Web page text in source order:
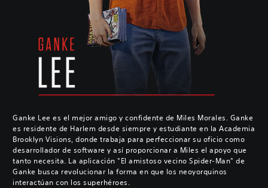
Ganke Lee es el mejor amigo y confidente de Miles Morales. Ganke
es residente de Harlem desde siempre y estudiante en la Academia
Brooklyn Visions, donde trabaja para perfeccionar su oficio como
desarrollador de software y así proporcionar a Miles el apoyo que
tanto necesita. La aplicación "El amistoso vecino Spider-Man" de
Ganke busca revolucionar la forma en que los neoyorquinos
interactúan con los superhéroes.